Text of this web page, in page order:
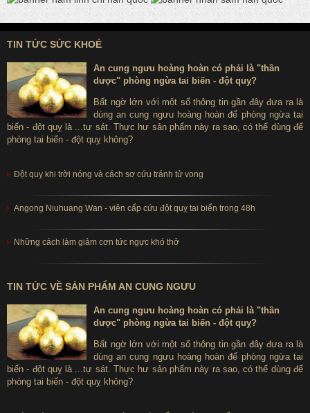
TIN TỨC SỨC KHOẺ
An cung ngưu hoàng hoàn có phải là "thần
dược" phòng ngừa tai biến - đột quỵ?
Bất ngờ lớn với một số thông tin gần đây đưa ra là
dùng an cung ngưu hoàng hoàn để phòng ngừa tai
biến - đột quỵ là ...tự sát. Thực hư sản phẩm này ra sao, có thể dùng để
phòng tai biến - đột quỵ không?
Đột quỵ khi trời nóng và cách sơ cứu tránh tử vong
Angong Niuhuang Wan - viên cấp cứu đột quỵ tai biến trong 48h
Những cách làm giảm cơn tức ngực khó thở
TIN TỨC VỀ SẢN PHẨM AN CUNG NGƯU
An cung ngưu hoàng hoàn có phải là "thần
dược" phòng ngừa tai biến - đột quỵ?
Bất ngờ lớn với một số thông tin gần đây đưa ra là
dùng an cung ngưu hoàng hoàn để phòng ngừa tai
biến - đột quỵ là ...tự sát. Thực hư sản phẩm này ra sao, có thể dùng để
phòng tai biến - đột quỵ không?